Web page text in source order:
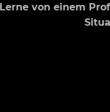
Lerne von einem